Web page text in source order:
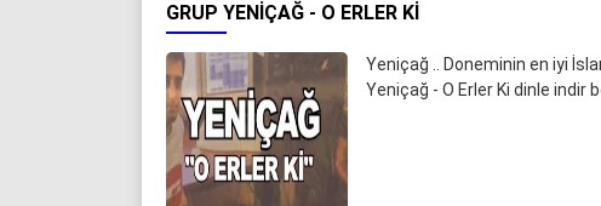
GRUP YENIÇAĞ - O ERLER KI
Yeniçağ .. Doneminin en iyi
Yeniçağ - O Erler Ki dinle indir